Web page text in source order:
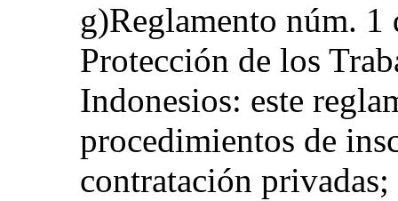
g)Reglamento núm.
Protección de los
Indonesios: este
procedimientos de
contratación privadas;